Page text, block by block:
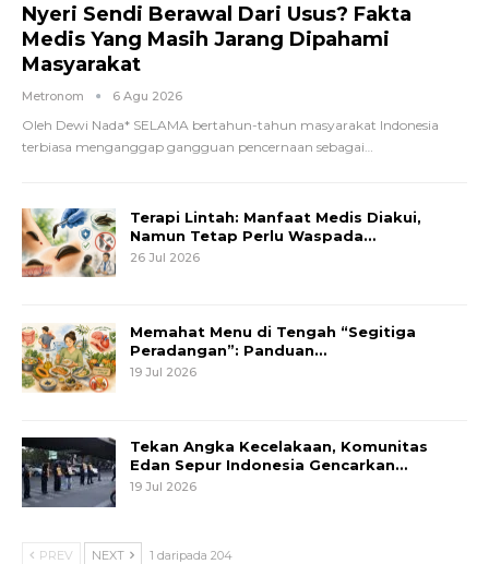
Nyeri Sendi Berawal Dari Usus? Fakta
Medis Yang Masih Jarang Dipahami
Masyarakat
Metronom 6 Agu 2026
Oleh Dewi Nada* SELAMA bertahun-tahun masyarakat Indonesia
terbiasa menganggap gangguan pencernaan sebagai
Terapi Lintah: Manfaat Medis Diakui,
Namun Tetap Perlu Waspada…
26 Jul 2026
Memahat Menu di Tengah “Segitiga
Peradangan”: Panduan…
19 Jul 2026
Tekan Angka Kecelakaan, Komunitas
Edan Sepur Indonesia Gencarkan…
19 Jul 2026
PREV NEXT 1 daripada 204